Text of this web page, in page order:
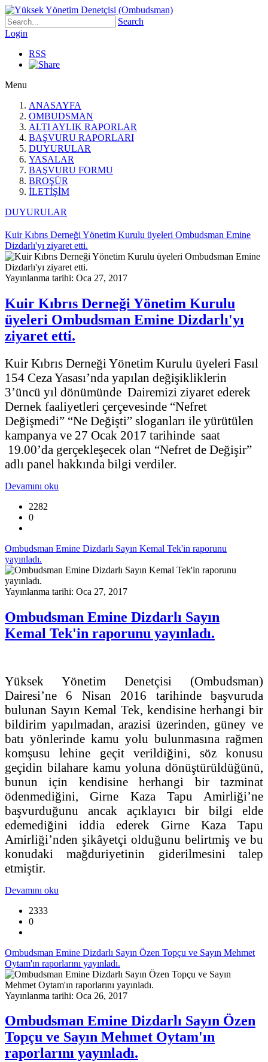
Search
Login
RSS
Menu
ANASAYFA
OMBUDSMAN
ALTI AYLIK RAPORLAR
BAŞVURU RAPORLARI
DUYURULAR
YASALAR
BAŞVURU FORMU
BROŞÜR
İLETİŞİM
DUYURULAR
Kuir Kıbrıs Derneği Yönetim Kurulu üyeleri Ombudsman Emine
Dizdarlı'yı ziyaret etti.
Yayınlanma tarihi: Oca 27, 2017
Kuir Kıbrıs Derneği Yönetim Kurulu
üyeleri Ombudsman Emine Dizdarlı'yı
ziyaret etti.
Kuir Kıbrıs Derneği Yönetim Kurulu üyeleri Fasıl
154 Ceza Yasası’nda yapılan değişikliklerin
3’üncü yıl dönümünde Dairemizi ziyaret ederek
Dernek faaliyetleri çerçevesinde “Nefret
Değişmedi” “Ne Değişti” sloganları ile yürütülen
kampanya ve 27 Ocak 2017 tarihinde saat
19.00’da gerçekleşecek olan “Nefret de Değişir”
adlı panel hakkında bilgi verdiler.
Devamını oku
2282
0
Ombudsman Emine Dizdarlı Sayın Kemal Tek'in raporunu
yayınladı.
Yayınlanma tarihi: Oca 27, 2017
Ombudsman Emine Dizdarlı Sayın
Kemal Tek'in raporunu yayınladı.
Yüksek Yönetim Denetçisi (Ombudsman)
Dairesi’ne 6 Nisan 2016 tarihinde başvuruda
bulunan Sayın Kemal Tek, kendisine herhangi bir
bildirim yapılmadan, arazisi üzerinden, güney ve
batı yönlerinde kamu yolu bulunmasına rağmen
komşusu lehine geçit verildiğini, söz konusu
geçidin bilahare kamu yoluna dönüştürüldüğünü,
bunun için kendisine herhangi bir tazminat
ödenmediğini, Girne Kaza Tapu Amirliği’ne
başvurduğunu ancak açıklayıcı bir bilgi elde
edemediğini iddia ederek Girne Kaza Tapu
Amirliği’nden şikâyetçi olduğunu belirtmiş ve bu
konudaki mağduriyetinin giderilmesini talep
etmiştir.
Devamını oku
2333
0
Ombudsman Emine Dizdarlı Sayın Özen Topçu ve Sayın Mehmet
Oytam'ın raporlarını yayınladı.
Yayınlanma tarihi: Oca 26, 2017
Ombudsman Emine Dizdarlı Sayın Özen
Topçu ve Sayın Mehmet Oytam'ın
raporlarını yayınladı.